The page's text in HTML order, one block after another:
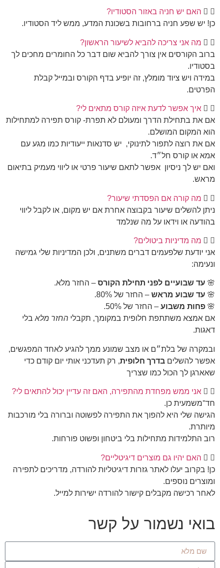
האם יש חניה באזור הסטודיו?
כן! יש שפע חניה ברחובות בשכונת המדע, ממש ליד הסטודיו.
מה אני צריכה להביא לשיעור הראשון?
ברוב הקורסים אין צורך להביא שום דבר כל החומרים מחכים לך
בסטודיו.
במידה ויש ציוד מומלץ, זה יופיע בדף הקורס ובמייל קבלת
הפרטים.
איך אפשר לדעת איזה קורס מתאים לי?
אם את בתחילת הדרך ומעולם לא תפרת- קורס תפירה למתחילות
הוא המקום המושלם.
אם את רוצה לתפור לתינוקי, יש סדנאות ייעודיות כמו מגע עם
אמא או קורס חל״ד.
ואם יש לך ניסיון אפשר לתאם שיעור פרטי או ליווי מעמיק בתיאום
מראש.
מה קורה אם הפסדתי שיעור?
ניתן להשלים שיעור בקבוצה אחרת אם יש מקום, או לקבל ליווי
בהודעה או וידאו על מה שנלמד
מה מדיניות ביטולים?
אני יודעת שלפעמים דברים משתנים, ולכן המדיניות שלי גמישה
ונעימה:
🌸 עד שבועיים לפני תחילת הקורס – החזר מלא.
🌸 עד שבוע מראש – החזר של 80%.
🌸 פחות משבוע – החזר של 50%.
אם אמצא משתתפת חלופית במקומך, תקבלי החזר מלא בלי
דאגות.
ובמקרה של בלת״ם או מצב שמונע ממך להגיע לאחד המפגשים,
אפשר להשלים בדרך חלופית, רק תעדכני אותי יום קודם כדי
שאארגן לך הכול כמו שצריך
אני ממש מפחדת מהתפירה, האם זה עדיין יכול להתאים לי?
חד־משמעית כן.
הגישה שלי היא להפוך את התפירה לפשוטה וברורה בלי מורכבות
מיותרת.
רוב התלמידות מתחילות בלי ביטחון ופשוט פורחות.
האם יהיו גם מוצרים דיגיטליים?
כן! בקרוב יעלו לאתר גזרות דיגיטליות להורדה, מדריכים לתפירה
ומוצרים נוספים.
לאחר רכישה מקבלים קישור להורדה ישירות למייל.
בואי נשמור על קשר